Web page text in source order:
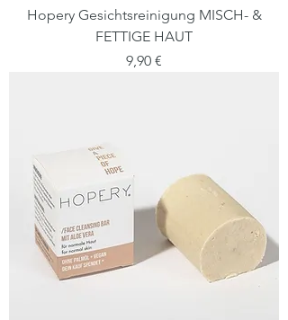
Hopery Gesichtsreinigung MISCH- &
FETTIGE HAUT
Preis
9,90 €